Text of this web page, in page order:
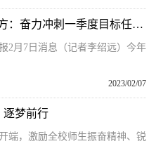
世界观点：自贸港拼起来丨东方：奋力冲刺一季度目标任务 确保实现“开门红”“开局稳”
2月7日消息（记者李绍远）今年
2023/02/07
逐梦前行
端，激励全校师生振奋精神、锐